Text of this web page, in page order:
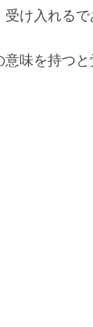
け入れる
味を持つと